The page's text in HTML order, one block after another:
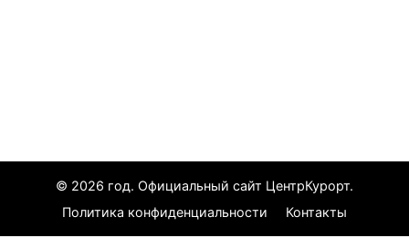
© 2026 год. Официальный сайт ЦентрКурорт.
Политика конфиденциальности
Контакты